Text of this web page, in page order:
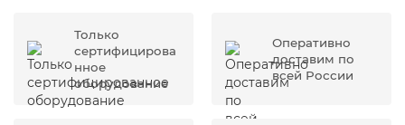
Только
сертифицирова
нное
оборудование
Оперативно
доставим по
всей России